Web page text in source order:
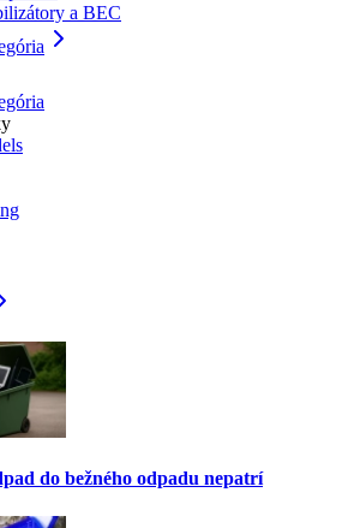
a BEC
do bežného odpadu nepatrí